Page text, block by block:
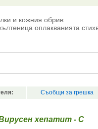
и кожния обрив.
оплакванията
Съобщи за грешка
хепатит - С